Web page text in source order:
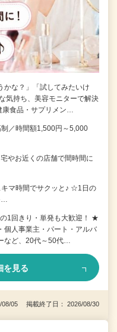
かな？」「試してみたいけ
気持ち、美容モニターで解決
食品・サプリメン…
／時間額1,500円～5,000
やお近くの店舗で間時間に
マ時間でサクッと♪ ☆1日の
1回きり・単発も大歓迎！ ★
個人事業主・パート・アルバ
など、20代～50代…
を見る
08/05 掲載終了日： 2026/08/30